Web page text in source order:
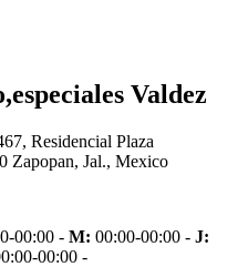
Valdez
Residencial Plaza
Zapopan, Jal., Mexico
00:00 - M: 00:00-00:00 - J:
00:00 -